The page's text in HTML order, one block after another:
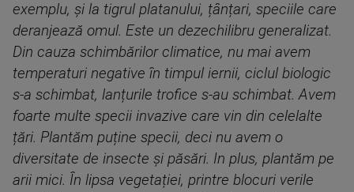
exemplu, și la tigrul platanului, țânțari, speciile care
deranjează omul. Este un dezechilibru generalizat.
Din cauza schimbărilor climatice, nu mai avem
temperaturi negative în timpul iernii, ciclul biologic
s-a schimbat, lanțurile trofice s-au schimbat. Avem
foarte multe specii invazive care vin din celelalte
țări. Plantăm puține specii, deci nu avem o
diversitate de insecte și păsări. In plus, plantăm pe
arii mici. În lipsa vegetației, printre blocuri verile